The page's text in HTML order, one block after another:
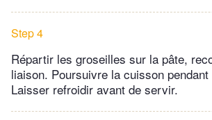
Step 4
Répartir les groseilles sur la pâte,
liaison. Poursuivre la cuisson
Laisser refroidir avant de servir.